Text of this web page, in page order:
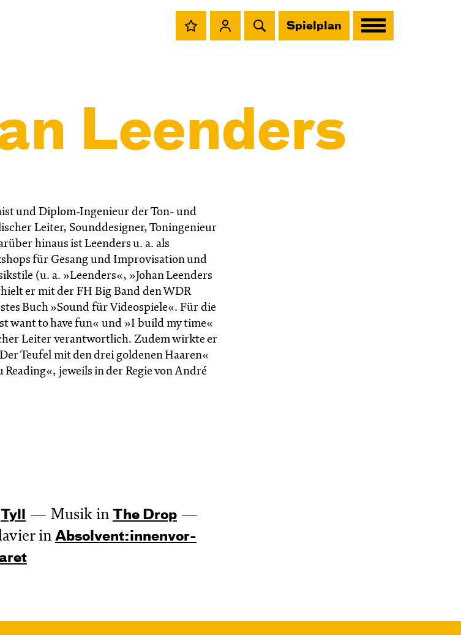
Spielplan
Leenders
und Diplom-Ingenieur der Ton- und
Leiter, Sounddesigner, Toningenieur
hinaus ist Leenders u. a. als
für Gesang und Improvisation und
(u. a. »Leenders«, »Johan Leenders
er mit der FH Big Band den WDR
Buch »Sound für Videospiele«. Für die
want to have fun« und »I build my time«
Leiter verantwortlich. Zudem wirkte er
Teufel mit den drei goldenen Haaren«
jeweils in der Regie von André
Tyll Musik in The Drop
in Absol­vent:innen­vor­